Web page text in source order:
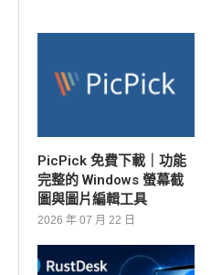
PicPick 免費下載｜功能
完整的 Windows 螢幕截
圖與圖片編輯工具
2026 年 07 月 22 日